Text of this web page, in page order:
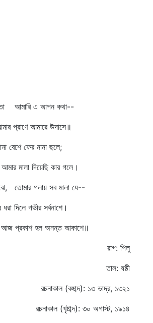
আমারি এ আপন কথা--
আমারে উদাসে॥
ফের নানা ছলে;
মালা দিয়েছি কার গলে।
তোমার গলায় সব মালা যে--
গভীর সর্বনাশে।
হল অনন্ত আকাশে॥
রাগ: পিলু
তাল: ষষ্ঠী
রচনাকাল (বঙ্গাব্দ): ১৩ ভাদ্র, ১৩২১
রচনাকাল (খৃষ্টাব্দ): ৩০ অগাস্ট, ১৯১৪